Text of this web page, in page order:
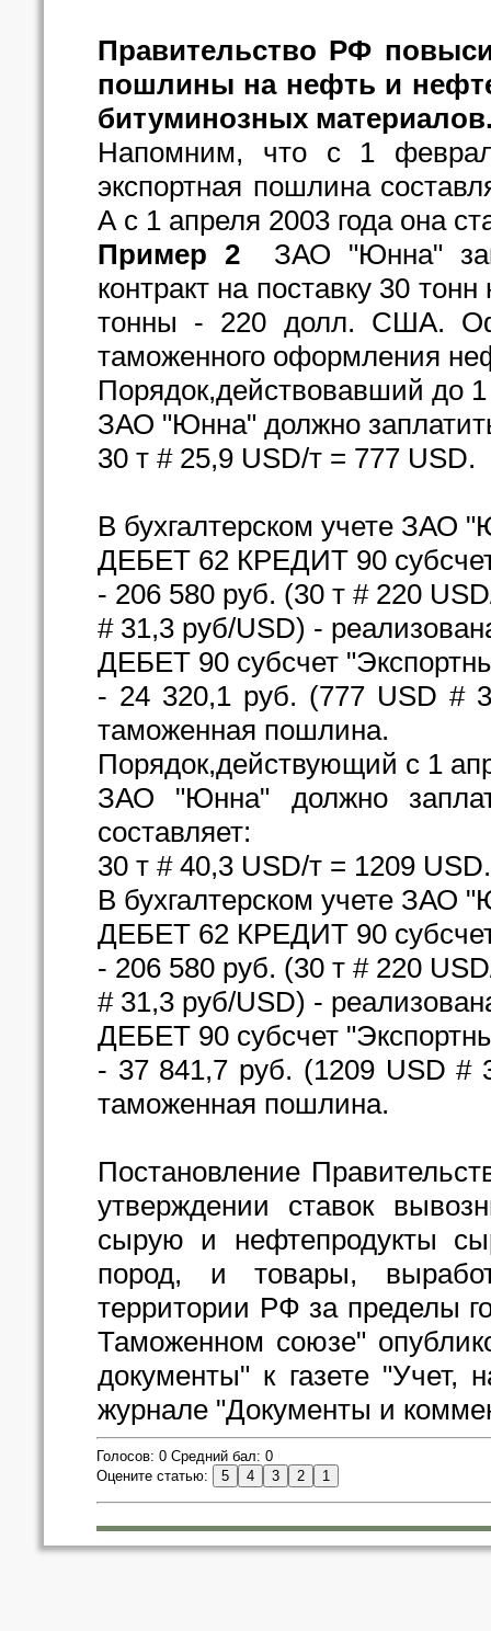
Правительство РФ
пошлины на нефть и
битуминозных
Напомним, что с 1
экспортная пошлина
А с 1 апреля 2003 года она
Пример 2ЗАО "Юнна"
контракт на поставку 30
тонны - 220 долл. США.
таможенного оформления
Порядок,действовавший до 1
ЗАО "Юнна" должно
30 т # 25,9 USD/т = 777 USD.
В бухгалтерском учете ЗАО
ДЕБЕТ 62 КРЕДИТ 90
- 206 580 руб. (30 т # 220
# 31,3 руб/USD) -
ДЕБЕТ 90 субсчет
- 24 320,1 руб. (777 USD #
таможенная пошлина.
Порядок,действующий с 1
ЗАО "Юнна" должно
составляет:
30 т # 40,3 USD/т = 1209 USD.
В бухгалтерском учете ЗАО
ДЕБЕТ 62 КРЕДИТ 90
- 206 580 руб. (30 т # 220
# 31,3 руб/USD) -
ДЕБЕТ 90 субсчет
- 37 841,7 руб. (1209 USD #
таможенная пошлина.
Постановление
утверждении ставок
сырую и нефтепродукты
пород, и товары,
территории РФ за пределы
Таможенном союзе"
документы" к газете "Учет,
журнале "Документы и
Голосов: 0 Средний бал: 0
Оцените статью: